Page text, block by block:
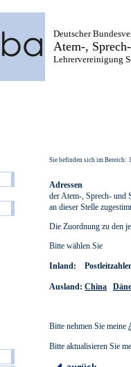
Deutscher
Atem-,
Lehrervereinigung
Sie befinden sich im Bereich: